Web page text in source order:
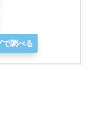
で調べる